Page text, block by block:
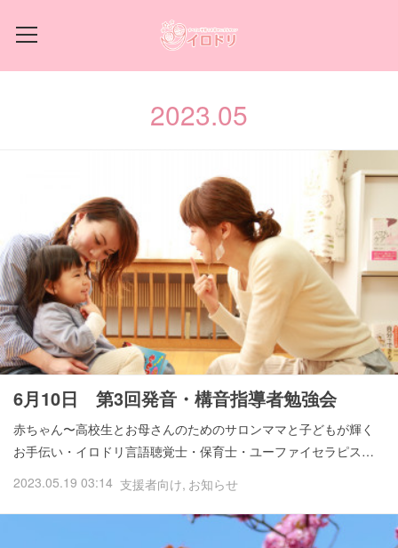
2023.05
6月10日 第3回発音・構音指導者勉強会
赤ちゃん〜高校生とお母さんのためのサロンママと子どもが輝く
お手伝い・イロドリ言語聴覚士・保育士・ユーファイセラピス…
2023.05.19 03:14 支援者向け お知らせ